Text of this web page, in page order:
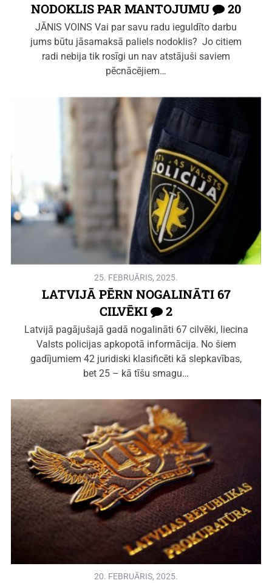
NODOKLIS PAR MANTOJUMU 20
JĀNIS VOINS Vai par savu radu ieguldīto darbu
jums būtu jāsamaksā paliels nodoklis? Jo citiem
radi nebija tik rosīgi un nav atstājuši saviem
pēcnācējiem…
25. FEBRUĀRIS, 2025.
LATVIJĀ PĒRN NOGALINĀTI 67
CILVĒKI
2
Latvijā pagājušajā gadā nogalināti 67 cilvēki, liecina
Valsts policijas apkopotā informācija. No šiem
gadījumiem 42 juridiski klasificēti kā slepkavības,
bet 25 – kā tīšu smagu…
20. FEBRUĀRIS, 2025.